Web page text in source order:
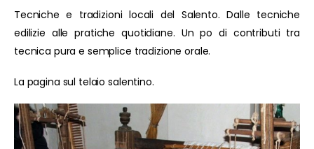
Tecniche e tradizioni locali del Salento. Dalle tecniche
edilizie alle pratiche quotidiane. Un po di contributi tra
tecnica pura e semplice tradizione orale.
La pagina sul telaio salentino.